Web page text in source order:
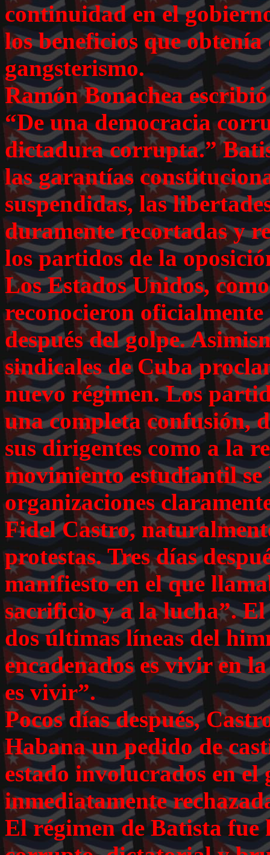
continuidad en el
los beneficios que
gangsterismo.
Ramón Bonachea
“De una democracia
dictadura corrupta.”
las garantías
suspendidas, las
duramente recortadas y
los partidos de la
Los Estados Unidos,
reconocieron
después del golpe.
sindicales de Cuba
nuevo régimen. Los
una completa confusión,
sus dirigentes como a la
movimiento estudiantil
organizaciones
Fidel Castro,
protestas. Tres días
manifiesto en el que
sacrificio y a la lucha”.
dos últimas líneas del
encadenados es vivir en
es vivir”.
Pocos días después,
Habana un pedido de
estado involucrados en el
inmediatamente
El régimen de Batista fue